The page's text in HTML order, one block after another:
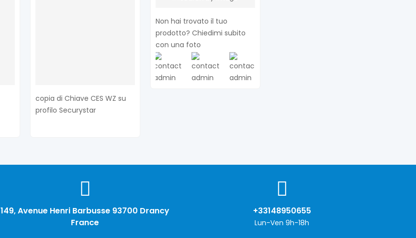
copia di Chiave CES WZ su
profilo Securystar
Non hai trovato il tuo
prodotto? Chiedimi subito
con una foto
149, Avenue Henri Barbusse 93700 Drancy
France
+33148950655
Lun-Ven 9h-18h